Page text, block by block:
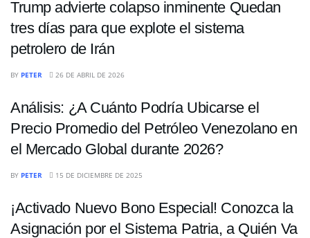
Trump advierte colapso inminente Quedan
tres días para que explote el sistema
petrolero de Irán
BY PETER 26 DE ABRIL DE 2026
Análisis: ¿A Cuánto Podría Ubicarse el
Precio Promedio del Petróleo Venezolano en
el Mercado Global durante 2026?
BY PETER 15 DE DICIEMBRE DE 2025
¡Activado Nuevo Bono Especial! Conozca la
Asignación por el Sistema Patria, a Quién Va